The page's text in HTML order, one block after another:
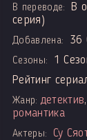
В переводе:
В
серия)
Добавлена: 36
Сезоны:
1
Рейтинг
Жанр: детектив,
романтика
Актеры: Су